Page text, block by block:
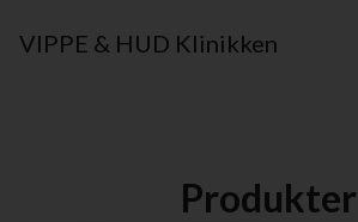
VIPPE & HUD Klinikken
Produkter